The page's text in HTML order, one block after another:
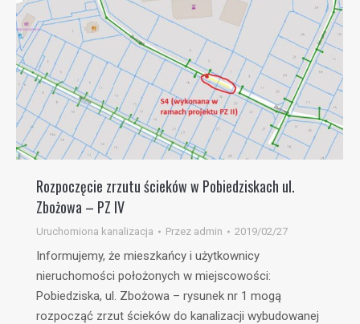
Rozpoczęcie zrzutu ścieków w Pobiedziskach ul.
Zbożowa – PZ IV
Uruchomiona kanalizacja Przez admin 2019/02/27
Informujemy, że mieszkańcy i użytkownicy
nieruchomości położonych w miejscowości:
Pobiedziska, ul. Zbożowa – rysunek nr 1 mogą
rozpocząć zrzut ścieków do kanalizacji wybudowanej